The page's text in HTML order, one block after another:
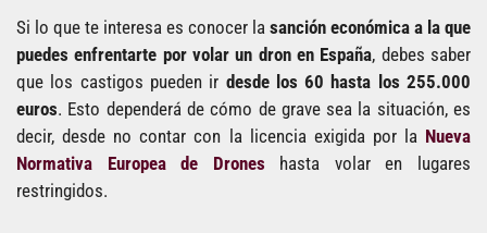
Si lo que te interesa es conocer la sanción económica a la que
puedes enfrentarte por volar un dron en España, debes saber
que los castigos pueden ir desde los 60 hasta los 255.000
euros. Esto dependerá de cómo de grave sea la situación, es
decir, desde no contar con la licencia exigida por la Nueva
Normativa Europea de Drones hasta volar en lugares
restringidos.